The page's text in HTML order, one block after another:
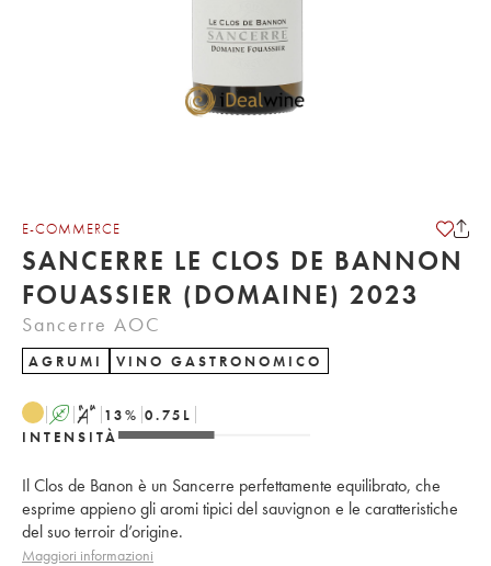
E-COMMERCE
SANCERRE LE CLOS DE BANNON
FOUASSIER (DOMAINE) 2023
Sancerre AOC
AGRUMI VINO GASTRONOMICO
A S 13% 0.75 L
INTENSITÀ
Il Clos de Banon è un Sancerre perfettamente equilibrato, che
esprime appieno gli aromi tipici del sauvignon e le caratteristiche
del suo terroir d’origine.
Maggiori informazioni